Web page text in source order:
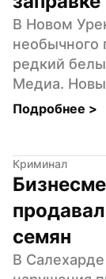
В Новом
необычного
редкий
Медиа.
Подробнее >
Криминал
семян
В